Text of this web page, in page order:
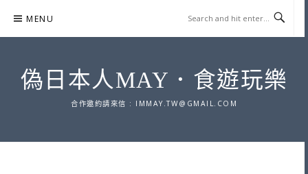
content
MENU
偽日本人MAY．食遊玩樂
合作邀約請來信 : IMMAY.TW@GMAIL.COM